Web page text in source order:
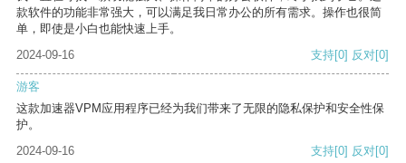
款软件的功能非常强大，可以满足我日常办公的所有需求。操作也很简
单，即使是小白也能快速上手。
2024-09-16
支持[0] 反对[0]
游客
这款加速器VPM应用程序已经为我们带来了无限的隐私保护和安全性保
护。
2024-09-16
支持[0] 反对[0]